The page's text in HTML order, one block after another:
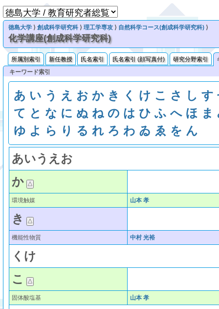
徳島大学 ⟩創成科学研究科 ⟩理工学専攻 ⟩ 自然科学コース(創成科学研究科) ⟩
化学講座(創成科学研究科)
所属別索引 新任教授 氏名索引 氏名索引 (顔写真付) 研究分野索引
キーワード索引
あ い う え お か き く け こ さ し す
て と な に ぬ ね の は ひ ふ へ ほ ま
ゆ よ ら り る れ ろ わ ゐ ゑ を ん
あいう え お
か
環境触媒 山本 孝
き
機能性物質 中村 光裕
く け
こ
固体酸塩基 山本 孝